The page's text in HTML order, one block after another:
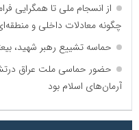
از انسجام ملی تا همگرایی
چگونه معادلات داخلی و
حماسه تشییع رهبر شهید،
حضور حماسی ملت عراق
آرمان‌های اسلام بود